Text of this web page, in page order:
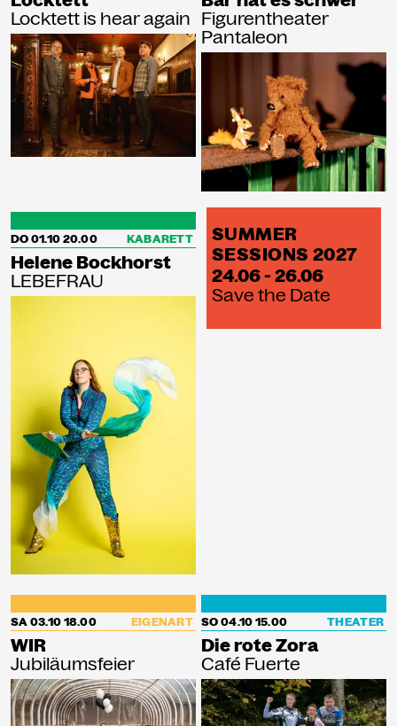
Locktett is hear again Figurentheater
Pantaleon
DO 01.1020.00 KABARETT
Helene Bockhorst
LEBEFRAU
SUMMER
SESSIONS 2027
24.06 - 26.06
Save the Date
SA 03.1018.00 EIGENART
WIR
Jubiläumsfeier
SO 04.1015.00 THEATER
Die rote Zora
Café Fuerte